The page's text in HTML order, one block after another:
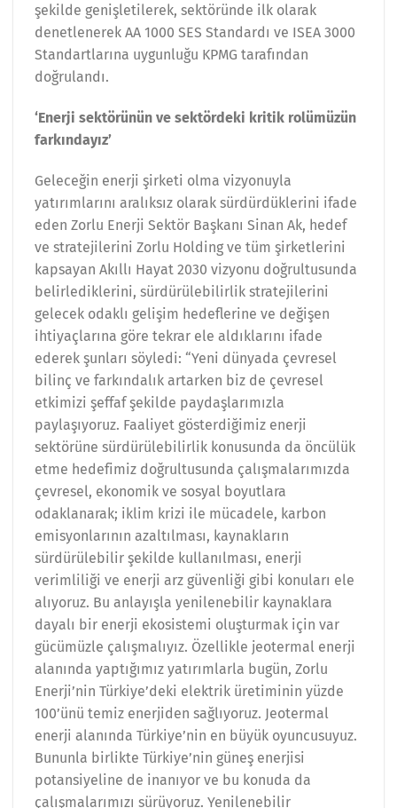
şekilde genişletilerek, sektöründe ilk olarak
denetlenerek AA 1000 SES Standardı ve ISEA 3000
Standartlarına uygunluğu KPMG tarafından
doğrulandı.
‘Enerji sektörünün ve sektördeki kritik rolümüzün
farkındayız’
Geleceğin enerji şirketi olma vizyonuyla
yatırımlarını aralıksız olarak sürdürdüklerini ifade
eden Zorlu Enerji Sektör Başkanı Sinan Ak, hedef
ve stratejilerini Zorlu Holding ve tüm şirketlerini
kapsayan Akıllı Hayat 2030 vizyonu doğrultusunda
belirlediklerini, sürdürülebilirlik stratejilerini
gelecek odaklı gelişim hedeflerine ve değişen
ihtiyaçlarına göre tekrar ele aldıklarını ifade
ederek şunları söyledi: “Yeni dünyada çevresel
bilinç ve farkındalık artarken biz de çevresel
etkimizi şeffaf şekilde paydaşlarımızla
paylaşıyoruz. Faaliyet gösterdiğimiz enerji
sektörüne sürdürülebilirlik konusunda da öncülük
etme hedefimiz doğrultusunda çalışmalarımızda
çevresel, ekonomik ve sosyal boyutlara
odaklanarak; iklim krizi ile mücadele, karbon
emisyonlarının azaltılması, kaynakların
sürdürülebilir şekilde kullanılması, enerji
verimliliği ve enerji arz güvenliği gibi konuları ele
alıyoruz. Bu anlayışla yenilenebilir kaynaklara
dayalı bir enerji ekosistemi oluşturmak için var
gücümüzle çalışmalıyız. Özellikle jeotermal enerji
alanında yaptığımız yatırımlarla bugün, Zorlu
Enerji’nin Türkiye’deki elektrik üretiminin yüzde
100’ünü temiz enerjiden sağlıyoruz. Jeotermal
enerji alanında Türkiye’nin en büyük oyuncusuyuz.
Bununla birlikte Türkiye’nin güneş enerjisi
potansiyeline de inanıyor ve bu konuda da
çalışmalarımızı sürüyoruz. Yenilenebilir